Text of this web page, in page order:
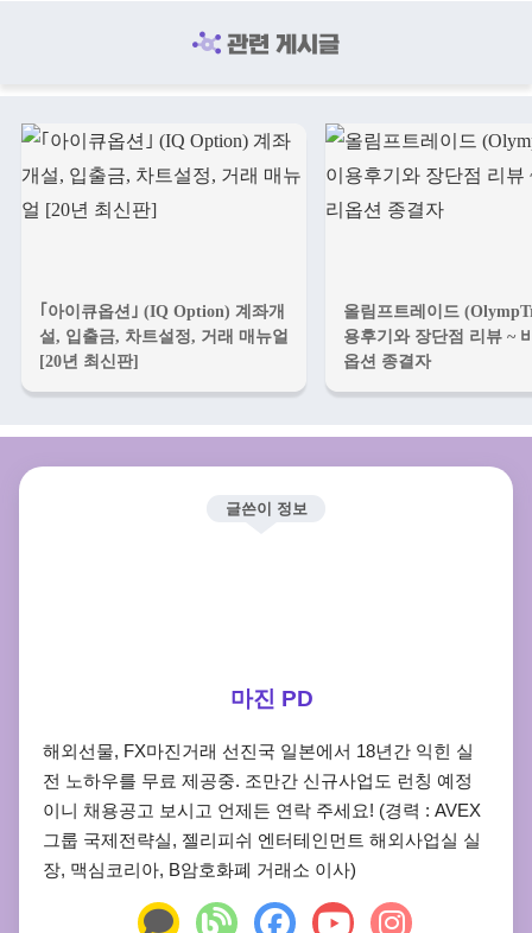
관련 게시글
｢아이큐옵션｣ (IQ Option) 계좌개
설, 입출금, 차트설정, 거래 매뉴얼
[20년 최신판]
올림프트레이드
용후기와 장단점 리뷰 ~
옵션 종결자
글쓴이 정보
마진 PD
해외선물, FX마진거래 선진국 일본에서 18년간 익힌 실
전 노하우를 무료 제공중. 조만간 신규사업도 런칭 예정
이니 채용공고 보시고 언제든 연락 주세요! (경력 : AVEX
그룹 국제전략실, 젤리피쉬 엔터테인먼트 해외사업실 실
장, 맥심코리아, B암호화폐 거래소 이사)